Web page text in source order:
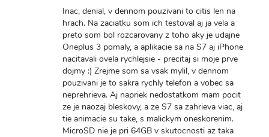
Inac, denial, v dennom pouzivani to citis len na
hrach. Na zaciatku som ich testoval aj ja vela a
preto som bol rozcarovany z toho aky je udajne
Oneplus 3 pomaly, a aplikacie sa na S7 aj iPhone
nacitavali ovela rychlejsie - precitaj si moje prve
dojmy :) Zrejme som sa vsak mylil, v dennom
pouzivani je to sakra rychly telefon a vobec sa
neprehrieva. Aj napriek nedostatkom mam pocit
ze je naozaj bleskovy, a ze S7 sa zahrieva viac, aj
tie animacie su take, s malickym oneskorenim.
MicroSD nie je pri 64GB v skutocnosti az taka